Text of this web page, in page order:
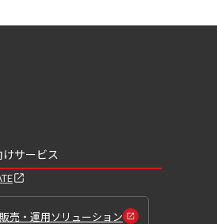
サービス
売・運用ソリューション